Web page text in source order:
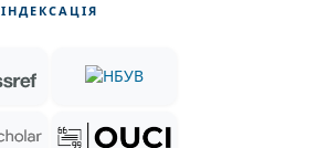
ІНДЕКСАЦІЯ